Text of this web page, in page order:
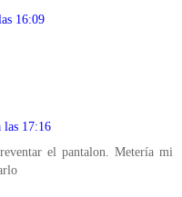
16:09
las 17:16
el pantalon. Metería mi